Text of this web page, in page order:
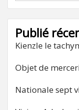
Publié
Kienzle le
Objet de
Nationale sept